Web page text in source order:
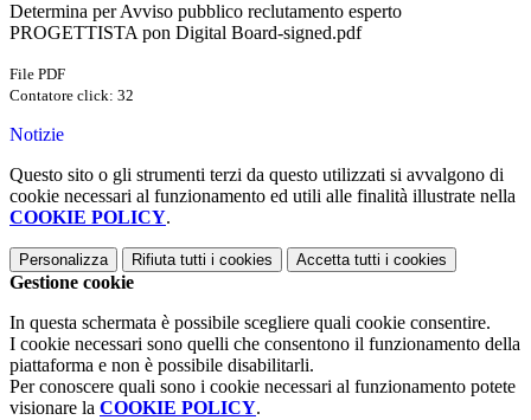
Determina per Avviso pubblico reclutamento esperto
PROGETTISTA pon Digital Board-signed.pdf
File PDF
Contatore click: 32
Notizie
Questo sito o gli strumenti terzi da questo utilizzati si avvalgono di
cookie necessari al funzionamento ed utili alle finalità illustrate nella
COOKIE POLICY.
Personalizza Rifiuta tutti i cookies Accetta tutti i cookies
Gestione cookie
In questa schermata è possibile scegliere quali cookie consentire.
I cookie necessari sono quelli che consentono il funzionamento della
piattaforma e non è possibile disabilitarli.
Per conoscere quali sono i cookie necessari al funzionamento potete
visionare la COOKIE POLICY.